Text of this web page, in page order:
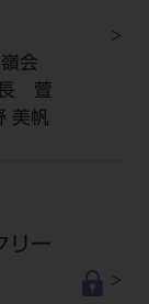
会
長 萱
美帆
リー